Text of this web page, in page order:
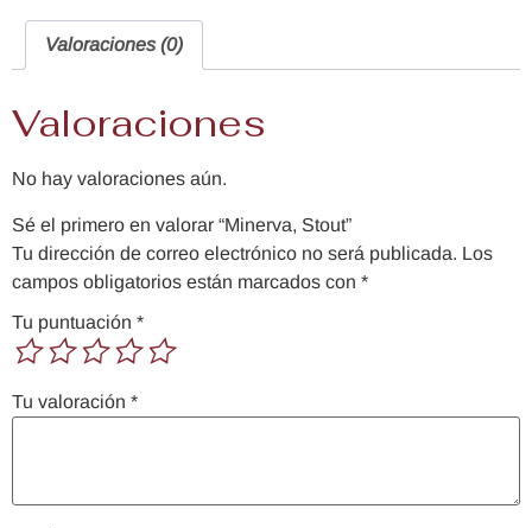
Valoraciones (0)
Valoraciones
No hay valoraciones aún.
Sé el primero en valorar “Minerva, Stout”
Tu dirección de correo electrónico no será publicada. Los
campos obligatorios están marcados con *
Tu puntuación *
Tu valoración *